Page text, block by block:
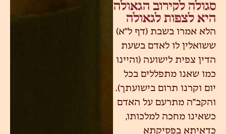
סגולה לקירוב הגאולה
היא לצפות לגאולה
הלא אמרו בשבת (דף ל"א)
ששואלין לו לאדם בשעת
הדין צפית לישועה (והיינו
כמו שאנו מתפללים בכל
יום וקרנו תרום בישועתך).
והקב"ה מתרעם על האדם
כשאינו מחכה למלכותו,
כדאיתא בפסיקתא